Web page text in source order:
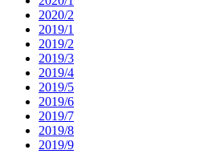
2020/2
2019/1
2019/2
2019/3
2019/4
2019/5
2019/6
2019/7
2019/8
2019/9